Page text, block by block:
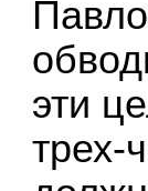
эти
трех-